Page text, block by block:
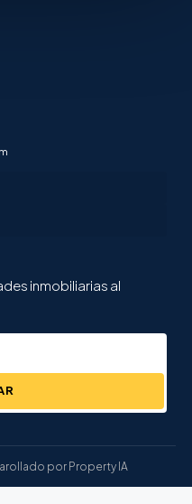
inmobiliarias al
por Property IA